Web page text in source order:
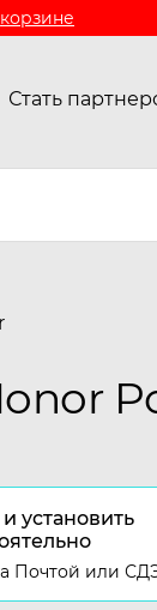
корзине
Стать
установить
Почтой или